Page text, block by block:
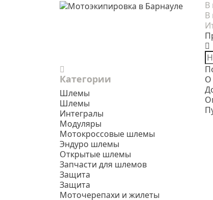
В
В
Категории
Шлемы
Шлемы
Интегралы
Модуляры
Мотокроссовые шлемы
Эндуро шлемы
Открытые шлемы
Запчасти для шлемов
Защита
Защита
Моточерепахи и жилеты
О